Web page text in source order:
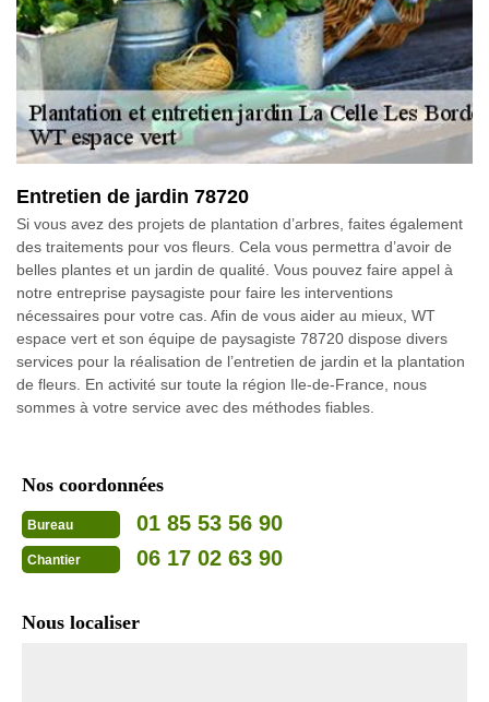
Entretien de jardin 78720
Si vous avez des projets de plantation d’arbres, faites également
des traitements pour vos fleurs. Cela vous permettra d’avoir de
belles plantes et un jardin de qualité. Vous pouvez faire appel à
notre entreprise paysagiste pour faire les interventions
nécessaires pour votre cas. Afin de vous aider au mieux, WT
espace vert et son équipe de paysagiste 78720 dispose divers
services pour la réalisation de l’entretien de jardin et la plantation
de fleurs. En activité sur toute la région Ile-de-France, nous
sommes à votre service avec des méthodes fiables.
Nos coordonnées
Bureau 01 85 53 56 90
Chantier 06 17 02 63 90
Nous localiser